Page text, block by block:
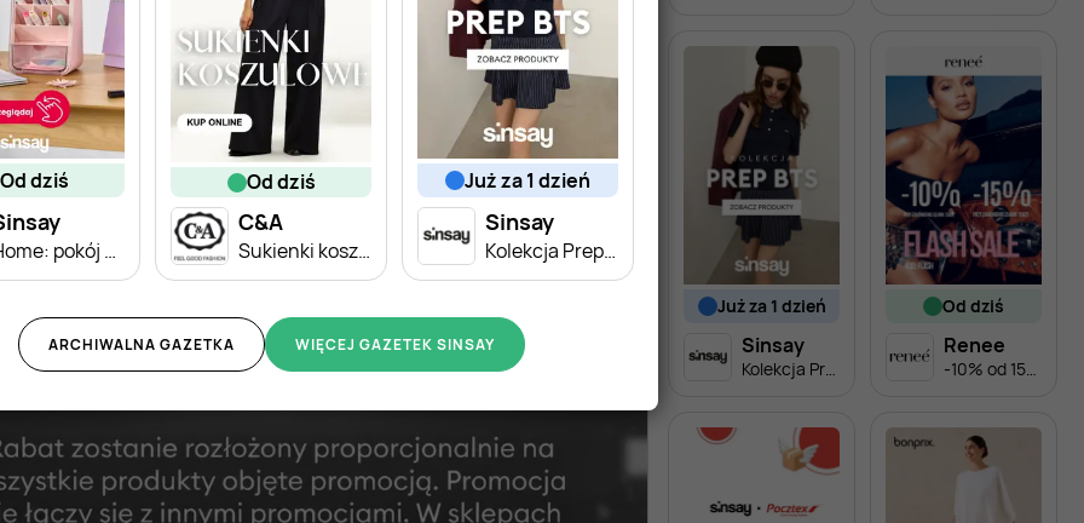
od dziś
Home: pokój ucznia
od dziś
C&A
Sukienki koszulowe
już za 1 dzień
Sinsay
Kolekcja Prep BTS dla niej
WIĘCEJ GAZETEK SINSAY
ARCHIWALNA GAZETKA
już za 1 dzień
Sinsay
Kolekcja Prep BTS dla niej
od dziś
Renee
-10% od 150 zł lub -15% od 200 zł